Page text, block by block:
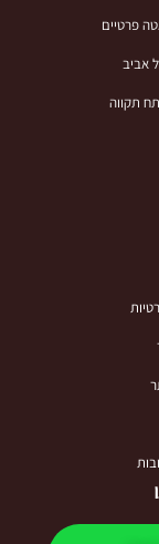
פרטיים
אביב
תקווה